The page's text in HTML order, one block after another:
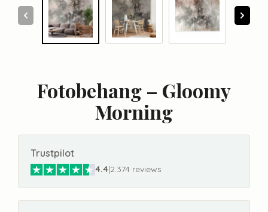
Fotobehang – Gloomy
Morning
Trustpilot
4.4|2.374 reviews